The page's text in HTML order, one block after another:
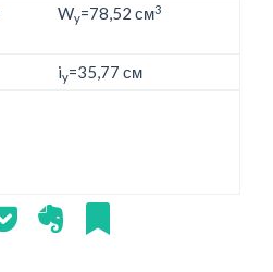
Wy=78,52 см3
iy=35,77 см